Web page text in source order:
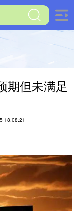
期但未满足
18:08:21